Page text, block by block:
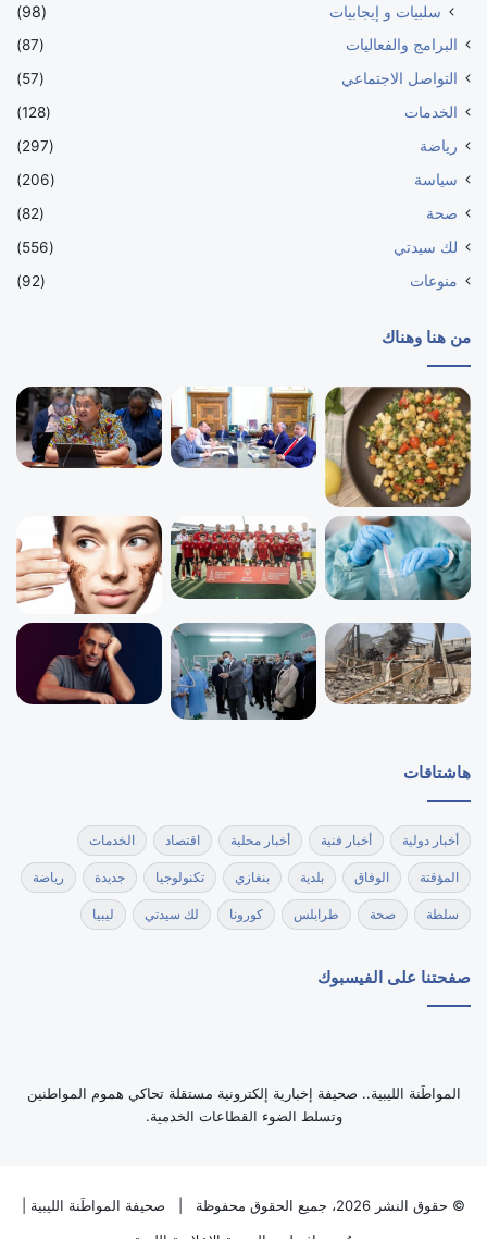
سلبيات و إيجابيات
(98)
البرامج والفعاليات
(87)
التواصل الاجتماعي
(57)
الخدمات
(128)
رياضة
(297)
سياسة
(206)
صحة
(82)
لك سيدتي
(556)
منوعات
(92)
من هنا وهناك
هاشتاقات
أخبار دولية أخبار فنية أخبار محلية اقتصاد الخدمات
المؤقتة الوفاق بلدية بنغازي تكنولوجيا جديدة رياضة
سلطة صحة طرابلس كورونا لك سيدتي ليبيا
صفحتنا على الفيسبوك
‏المواطَنة الليبية.. صحيفة إخبارية إلكترونية مستقلة تحاكي هموم المواطنين
وتسلط الضوء القطاعات الخدمية.
© حقوق النشر 2026، جميع الحقوق محفوظة | صحيفة المواطَنة الليبية